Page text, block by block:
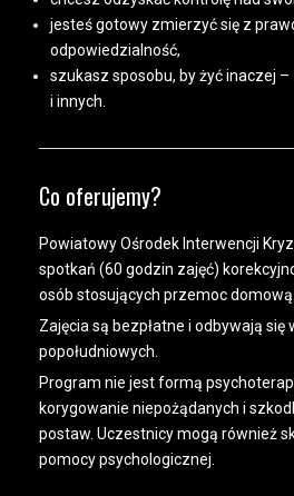
jesteś gotowy zmierzyć się z
odpowiedzialność,
szukasz sposobu, by żyć inaczej
i innych.
Co oferujemy?
Powiatowy Ośrodek Interwencji
spotkań (60 godzin zajęć)
osób stosujących przemoc domową.
Zajęcia są bezpłatne i odbywają się
popołudniowych.
Program nie jest formą
korygowanie niepożądanych i
postaw. Uczestnicy mogą również
pomocy psychologicznej.